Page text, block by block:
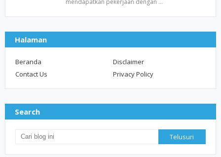
mendapatkan pekerjaan dengan …
Halaman
Beranda
Disclaimer
Contact Us
Privacy Policy
Search